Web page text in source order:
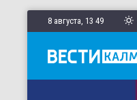
8 августа, 13 49